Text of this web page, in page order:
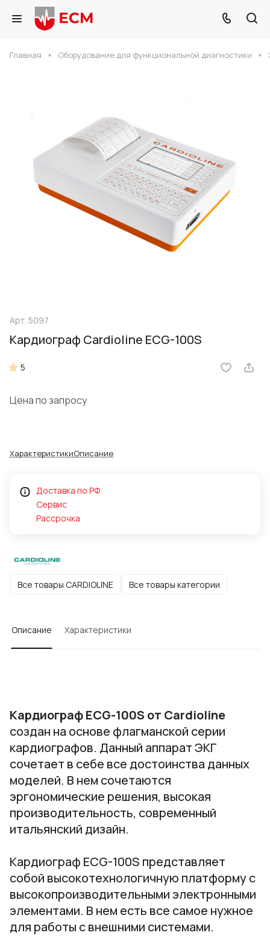
Главная Оборудование для функциональной диагностики
Арт. 5097
Кардиограф Cardioline ECG-100S
5
Цена по запросу
ХарактеристикиОписание
Доставка по РФ
Сервис
Рассрочка
Все товары CARDIOLINE Все товары категории
Описание Характеристики
Кардиограф ECG-100S от Cardioline
создан на основе флагманской серии
кардиографов. Данный аппарат ЭКГ
сочетает в себе все достоинства данных
моделей. В нем сочетаются
эргономические решения, высокая
производительность, современный
итальянский дизайн.
Кардиограф ECG-100S представляет
собой высокотехнологичную платформу с
высокопроизводительными электронными
элементами. В нем есть все самое нужное
для работы с внешними системами.